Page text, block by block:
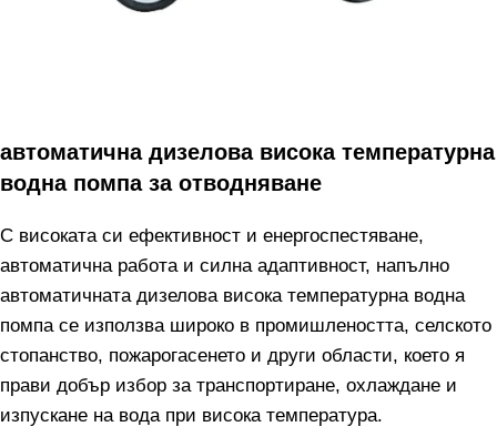
автоматична дизелова висока температурна
водна помпа за отводняване
С високата си ефективност и енергоспестяване,
автоматична работа и силна адаптивност, напълно
автоматичната дизелова висока температурна водна
помпа се използва широко в промишлеността, селското
стопанство, пожарогасенето и други области, което я
прави добър избор за транспортиране, охлаждане и
изпускане на вода при висока температура.